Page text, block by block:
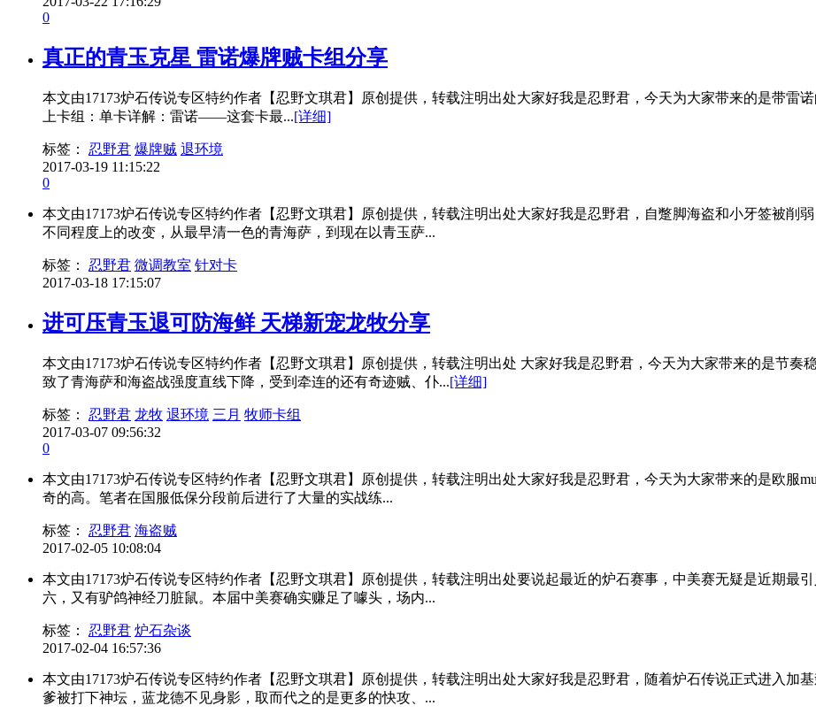
0
真正的青玉克星 雷诺爆牌贼卡组分享
本文由17173炉石传说专区特约作者【忍野文琪君】原创提供，转载注明出处大家好我是忍野君，今天为大家带来的是带雷
上卡组：单卡详解：雷诺——这套卡最...[详细]
标签： 忍野君 爆牌贼 退环境
2017-03-19 11:15:22
0
本文由17173炉石传说专区特约作者【忍野文琪君】原创提供，转载注明出处大家好我是忍野君，自蹩脚海盗和小牙签被削
不同程度上的改变，从最早清一色的青海萨，到现在以青玉萨...
标签： 忍野君 微调教室 针对卡
2017-03-18 17:15:07
进可压青玉退可防海鲜 天梯新宠龙牧分享
本文由17173炉石传说专区特约作者【忍野文琪君】原创提供，转载注明出处 大家好我是忍野君，今天为大家带来的是节奏
致了青海萨和海盗战强度直线下降，受到牵连的还有奇迹贼、仆...[详细]
标签： 忍野君 龙牧 退环境 三月 牧师卡组
2017-03-07 09:56:32
0
本文由17173炉石传说专区特约作者【忍野文琪君】原创提供，转载注明出处大家好我是忍野君，今天为大家带来的是欧服
奇的高。笔者在国服低保分段前后进行了大量的实战练...
标签： 忍野君 海盗贼
2017-02-05 10:08:04
本文由17173炉石传说专区特约作者【忍野文琪君】原创提供，转载注明出处要说起最近的炉石赛事，中美赛无疑是近期最
六，又有驴鸽神经刀脏鼠。本届中美赛确实赚足了噱头，场内...
标签： 忍野君 炉石杂谈
2017-02-04 16:57:36
本文由17173炉石传说专区特约作者【忍野文琪君】原创提供，转载注明出处大家好我是忍野君，随着炉石传说正式进入加
爹被打下神坛，蓝龙德不见身影，取而代之的是更多的快攻、...